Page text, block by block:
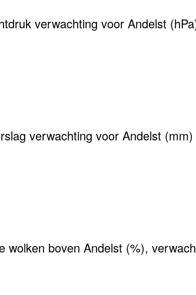
verwachting voor Andelst
verwachting voor Andelst (mm)
wolken boven Andelst (%),